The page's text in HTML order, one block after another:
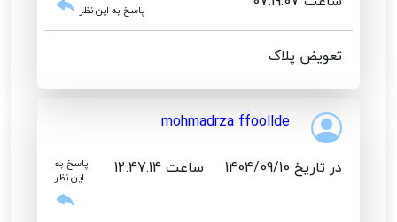
پاسخ به این نظر
تعویض پلاک
mohmadrza ffoollde
در تاریخ 1404/09/10
ساعت 12:47:14
پاسخ به
این نظر